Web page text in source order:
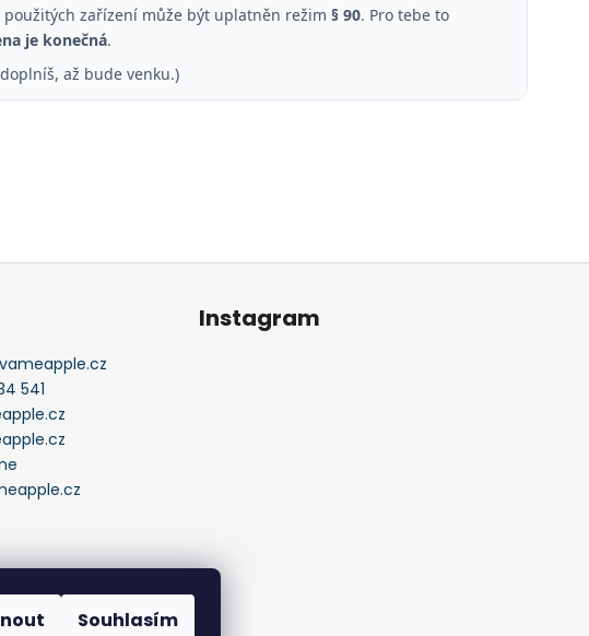
Souhlasím
použitých zařízení může být uplatněn režim § 90. Pro tebe to
je konečná.
až bude venku.)
541
Instagram